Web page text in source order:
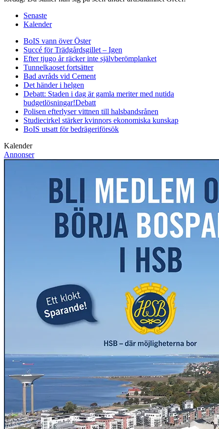
Senaste
Kalender
BoIS vann över Öster
Succé för Trädgårdsgillet – Igen
Efter tjugo år räcker inte självberömplanket
Tunnelkaoset fortsätter
Bad avråds vid Cement
Det händer i helgen
Debatt: Staden i dag är gamla meriter med nutida
budgetlösningar!Debatt
Polisen efterlyser vittnen till halsbandsrånen
Studiecirkel stärker kvinnors ekonomiska kunskap
BoIS utsatt för bedrägeriförsök
Kalender
Annonser